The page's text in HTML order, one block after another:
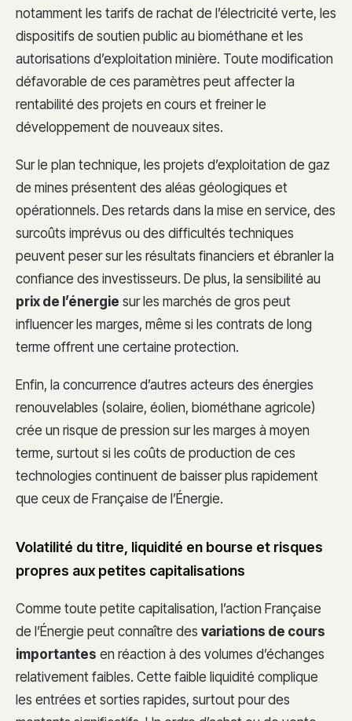
notamment les tarifs de rachat de l’électricité verte, les
dispositifs de soutien public au biométhane et les
autorisations d’exploitation minière. Toute modification
défavorable de ces paramètres peut affecter la
rentabilité des projets en cours et freiner le
développement de nouveaux sites.
Sur le plan technique, les projets d’exploitation de gaz
de mines présentent des aléas géologiques et
opérationnels. Des retards dans la mise en service, des
surcoûts imprévus ou des difficultés techniques
peuvent peser sur les résultats financiers et ébranler la
confiance des investisseurs. De plus, la sensibilité au
prix de l’énergie sur les marchés de gros peut
influencer les marges, même si les contrats de long
terme offrent une certaine protection.
Enfin, la concurrence d’autres acteurs des énergies
renouvelables (solaire, éolien, biométhane agricole)
crée un risque de pression sur les marges à moyen
terme, surtout si les coûts de production de ces
technologies continuent de baisser plus rapidement
que ceux de Française de l’Énergie.
Volatilité du titre, liquidité en bourse et risques
propres aux petites capitalisations
Comme toute petite capitalisation, l’action Française
de l’Énergie peut connaître des variations de cours
importantes en réaction à des volumes d’échanges
relativement faibles. Cette faible liquidité complique
les entrées et sorties rapides, surtout pour des